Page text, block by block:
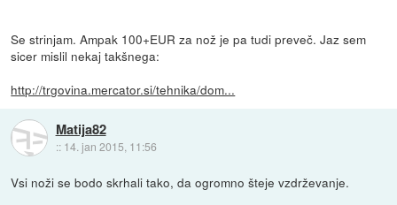
Se strinjam. Ampak 100+EUR za nož je pa tudi preveč. Jaz sem
sicer mislil nekaj takšnega:
http://trgovina.mercator.si/tehnika/dom...
Matija82
:: 14. jan 2015, 11:56
Vsi noži se bodo skrhali tako, da ogromno šteje vzdrževanje.